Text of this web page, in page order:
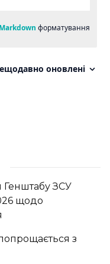
Генштабу ЗСУ
щодо
з